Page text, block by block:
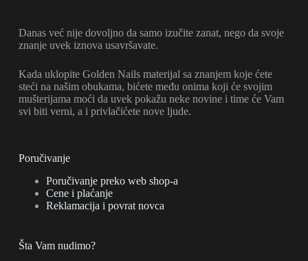
Danas već nije dovoljno da samo izučite zanat, nego da svoje
znanje uvek iznova usavršavate.
Kada uklopite Golden Nails materijal sa znanjem koje ćete
steći na našim obukama, bićete među onima koji će svojim
mušterijama moći da uvek pokažu neke novine i time će Vam
svi biti verni, a i privlačićete nove ljude.
Poručivanje
Poručivanje preko web shop-a
Cene i plaćanje
Reklamacija i povrat novca
Šta Vam nudimo?